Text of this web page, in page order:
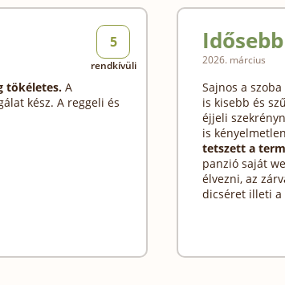
tökéletes. A
kész. A reggeli és
5
rendkívüli 2026. március
Sajnos a
is kisebb és
éjjeli
is
tetszett a
panzió saját
élvezni, az
dicséret illeti a